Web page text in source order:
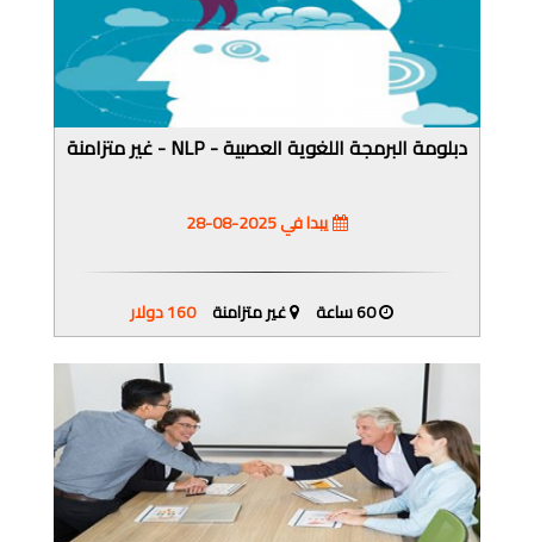
دبلومة البرمجة اللغوية العصبية - NLP - غير متزامنة
يبدا في 2025-08-28
60 ساعة غير متزامنة 160 دولار